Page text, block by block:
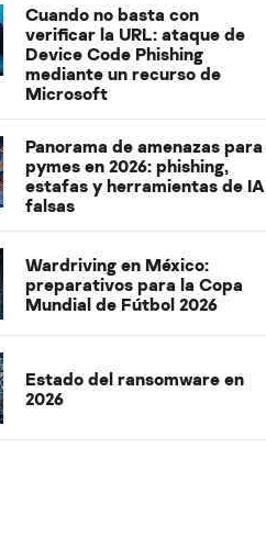
Cuando no basta con
verificar la URL: ataque de
Device Code Phishing
mediante un recurso de
Microsoft
Panorama de amenazas para
pymes en 2026: phishing,
estafas y herramientas de IA
falsas
Wardriving en México:
preparativos para la Copa
Mundial de Fútbol 2026
Estado del ransomware en
2026